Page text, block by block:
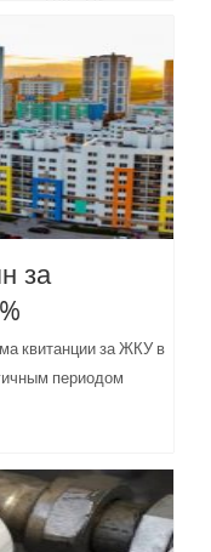
за
квитанции за ЖКУ в
периодом